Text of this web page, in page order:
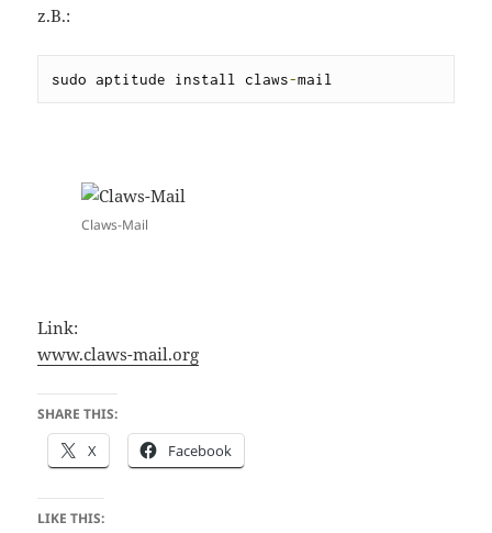
z.B.:
sudo aptitude install claws-mail
Claws-Mail
Link:
www.claws-mail.org
SHARE THIS:
X Facebook
LIKE THIS: